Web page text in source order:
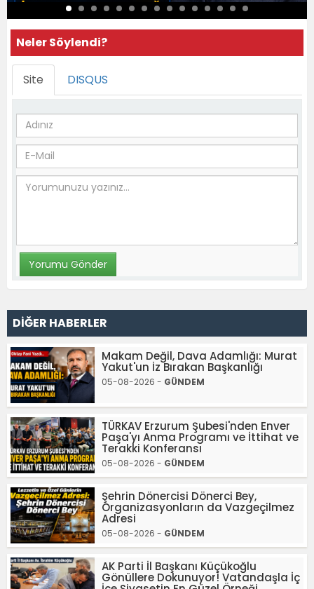
Neler Söylendi?
Site DISQUS
DİĞER HABERLER
Makam Değil, Dava Adamlığı: Murat
Yakut'un İz Bırakan Başkanlığı
05-08-2026 - GÜNDEM
TÜRKAV Erzurum Şubesi'nden Enver
Paşa'yı Anma Programı ve İttihat ve
Terakki Konferansı
05-08-2026 - GÜNDEM
Şehrin Dönercisi Dönerci Bey,
Organizasyonların da Vazgeçilmez
Adresi
05-08-2026 - GÜNDEM
AK Parti İl Başkanı Küçükoğlu
Gönüllere Dokunuyor! Vatandaşla İç